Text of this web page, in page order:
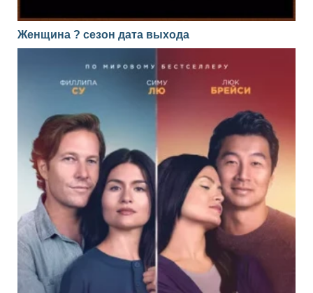
Женщина ? сезон дата выхода